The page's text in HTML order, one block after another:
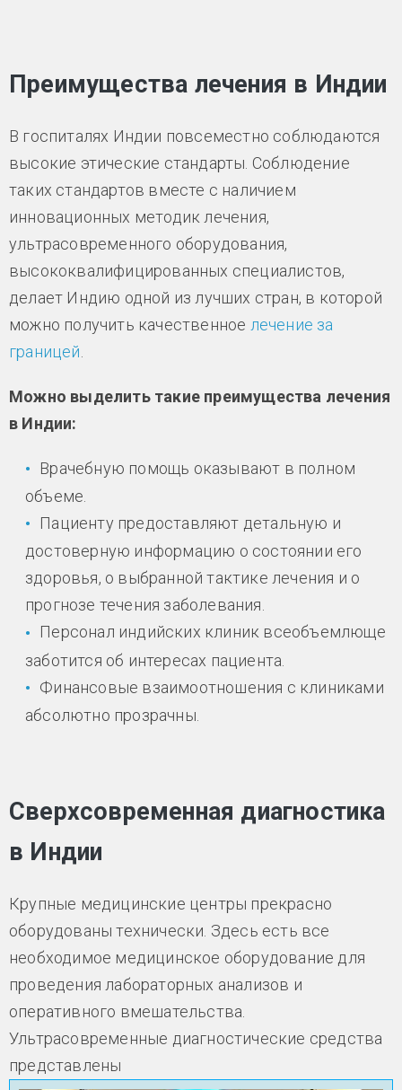
Преимущества лечения в Индии
В госпиталях Индии повсеместно соблюдаются
высокие этические стандарты. Соблюдение
таких стандартов вместе с наличием
инновационных методик лечения,
ультрасовременного оборудования,
высококвалифицированных специалистов,
делает Индию одной из лучших стран, в которой
можно получить качественное лечение за
границей
Можно выделить такие преимущества лечения
в Индии:
Врачебную помощь оказывают в полном
объеме.
Пациенту предоставляют детальную и
достоверную информацию о состоянии его
здоровья, о выбранной тактике лечения и о
прогнозе течения заболевания.
Персонал индийских клиник всеобъемлюще
заботится об интересах пациента.
Финансовые взаимоотношения с клиниками
абсолютно прозрачны.
Сверхсовременная диагностика
в Индии
Крупные медицинские центры прекрасно
оборудованы технически. Здесь есть все
необходимое медицинское оборудование для
проведения лабораторных анализов и
оперативного вмешательства.
Ультрасовременные диагностические средства
представлены